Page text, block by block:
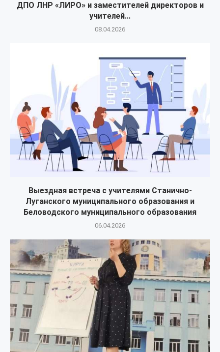
ДПО ЛНР «ЛИРО» и заместителей директоров и
учителей...
08.04.2026
Выездная встреча с учителями Станично-
Луганского муниципального образования и
Беловодского муниципального образования
06.04.2026